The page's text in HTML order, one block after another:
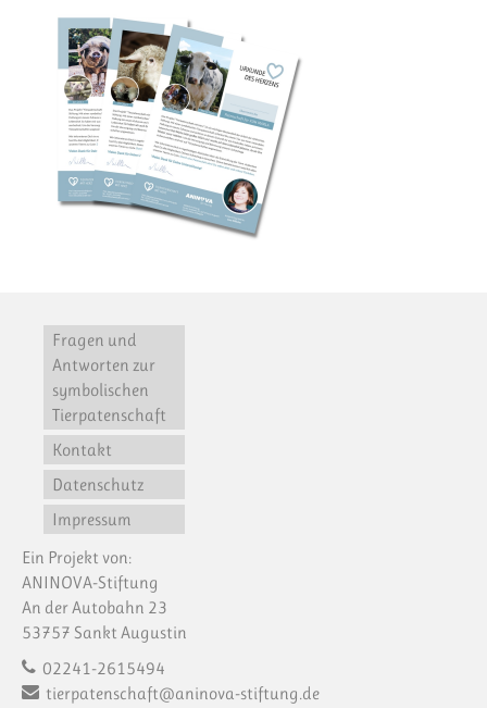
Fragen und
Antworten zur
symbolischen
Tierpatenschaft
Kontakt
Datenschutz
Impressum
Ein Projekt von:
ANINOVA-Stiftung
An der Autobahn 23
53757 Sankt Augustin
02241-2615494
tierpatenschaft@aninova-stiftung.de